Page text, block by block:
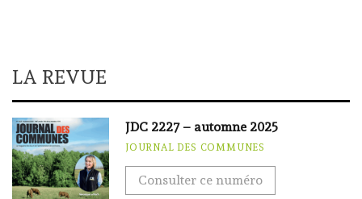
LA REVUE
JDC 2227 – automne 2025
JOURNAL DES COMMUNES
Consulter ce numéro